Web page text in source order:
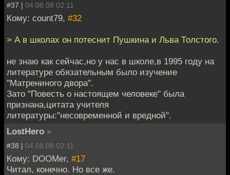
#37 | 04.08.08 02:11
Кому: count79, #32
> А в школах он потеснит Пушкина и Льва Толстого.
не знаю как сейчас,но у нас в школе,в 1995 году на
литературе обязательным было изучение
"Матрениного двора".
Зато "Повесть о настоящем человеке" была
признана,цитата учителя
литературы:"несовременной и вредной".
LostHero »
#38 | 04.08.08 02:11
Кому: DOOMer, #17
Читал, конечно. Но все же.